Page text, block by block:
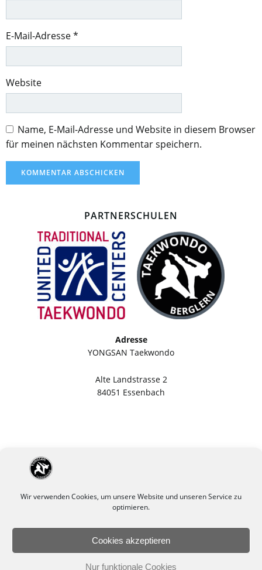
Wir verwenden Cookies, um unsere Website und unseren Service zu
optimieren.
Cookies akzeptieren
Nur funktionale Cookies
E-Mail-Adresse*
Website
Name, E-Mail-Adresse und Website in diesem Browser
für meinen nächsten Kommentar speichern.
PARTNERSCHULEN
Adresse
YONGSAN Taekwondo
Alte Landstrasse 2
84051 Essenbach
Impressum
Datenschutzerklärung